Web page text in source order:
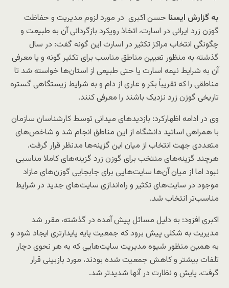
به گزارش ایسنا حسن اکبری در مورد لزوم مدیریت و حفاظت
گوزن زرد ایرانی در اسارت، اتخاذ رویکرد بازگردانی آن به طبیعت و
چگونگی انتخاب مراکز تکثیر در اسارت این گونه گفت: در سال
گذشته به منظور تعیین مناطق مناسب برای تکثیر گونه و یا معرفی
آن به شرایط نیمه اسارت یا حتی طبیعی از استان‌ها خواسته شد تا
مناطقی را که تقریباً بکر و عاری از دام و به شرایط زیستگاهی گستره
تاریخی گوزن زرد نزدیک باشند را معرفی کنند.
وی در ادامه اظهارکرد: بازدیدهای میدانی توسط کارشناسان سازمان
با همراهی اساتید دانشگاه از این مناطق انجام شد و شاخص‌های
متعددی جهت انتخاب از میان این گزینه‌ها مدنظر قرار گرفت.
هرچند گزینه‌های منتخب برای گوزن زرد گزینه‌های کاملا مناسبی
نبود اما از میان آن‌ها سایت‌هایی برای جابجایی گوزن‌های مازاد
موجود در سایت‌های تکثیر و راه‌اندازی سایت‌های جدید در شرایط
مناسب‌تر انتخاب شد.
اکبری افزود: به دلیل مسائل پیش آمده در گذشته، مقرر شد
مدیریت به شکلی پیش برود که جمعیت پایه پایدارتری ایجاد شود و
به همین منظور شیوه مدیریت سایت‌هایی که به هر نحوی دچار
تلفات بیشتر و کاهش جمعیت شده بودند، مورد بازبینی قرار
گرفت، پایش و نظارت در آنها شدیدتر شد.